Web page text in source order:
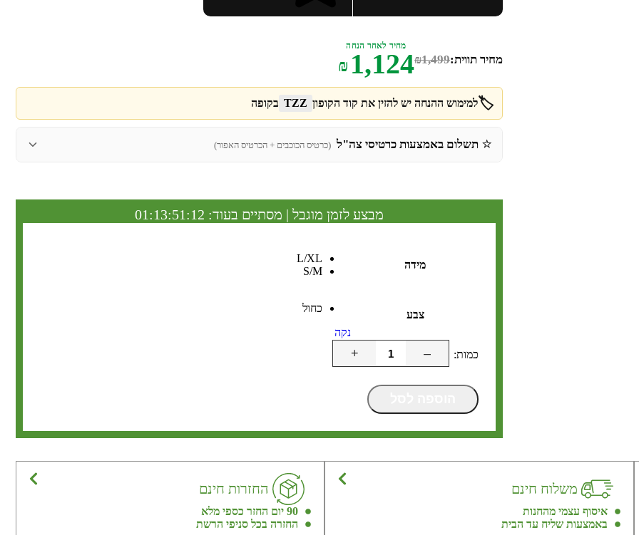
מחיר תווית: ₪1,499
מחיר לאחר הנחה
₪ 1,124
🏷️למימוש ההנחה יש להזין את קוד הקופון TZZ בקופה
⭐ תשלום באמצעות כרטיסי צה"ל (כרטיס הכוכבים + הכרטיס האפור)
מבצע לזמן מוגבל | מסתיים בעוד: 01:13:51:12
מידה
L/XL
S/M
צבע
כחול
נקה
–
+
משלוח חינם
איסוף עצמי מהחנות
באמצעות שליח עד הבית
החזרות חינם
90 יום החזר כספי מלא
החזרה בכל סניפי הרשת